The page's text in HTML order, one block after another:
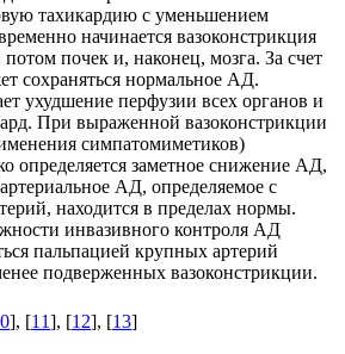
тахикардию с уменьшением
начинается вазоконстрикция
потом почек и, наконец, мозга. За счет
сохраняться нормальное АД.
ухудшение перфузии всех органов и
При выраженной вазоконстрикции
симпатомиметиков)
определяется заметное снижение АД,
АД, определяемое с
находится в пределах нормы.
инвазивного контроля АД
пальпацией крупных артерий
подверженных вазоконстрикции.
], [11], [12], [13]